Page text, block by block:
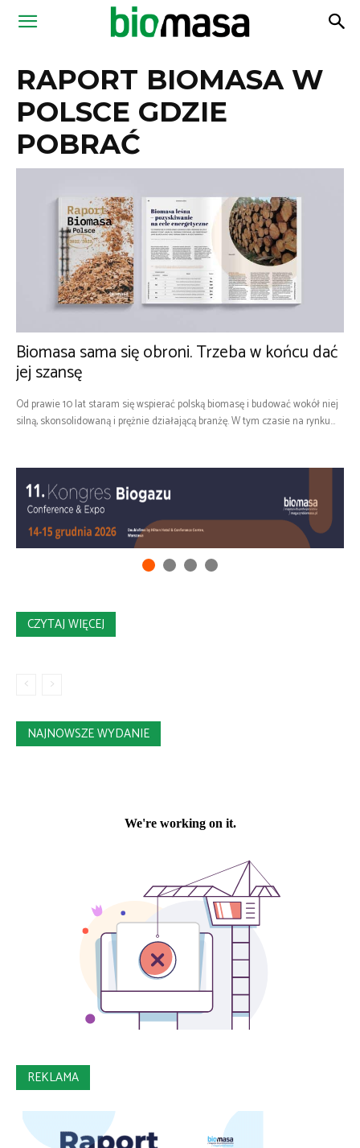
Magazyn
RAPORT BIOMASA W
POLSCE GDZIE
POBRAĆ
Biomasa sama się obroni. Trzeba w końcu dać
jej szansę
Od prawie 10 lat staram się wspierać polską biomasę i budować wokół niej
silną, skonsolidowaną i prężnie działającą branżę. W tym czasie na rynku...
CZYTAJ WIĘCEJ
NAJNOWSZE WYDANIE
REKLAMA